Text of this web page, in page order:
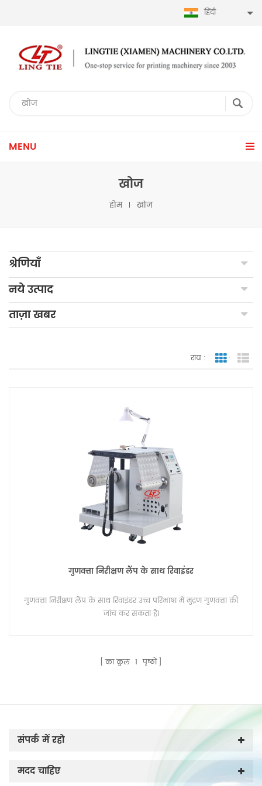
हिंदी
MENU
खोज
होम खोज
श्रेणियाँ
नये उत्पाद
ताज़ा खबर
राय : जाली
गुणवत्ता निरीक्षण लैंप के साथ रिवाइंडर
गुणवत्ता निरीक्षण लैंप के साथ रिवाइंडर उच्च परिभाषा में मुद्रण गुणवत्ता की
जांच कर सकता है।
का कुल 1 पृष्ठों
संपर्क में रहो
मदद चाहिए